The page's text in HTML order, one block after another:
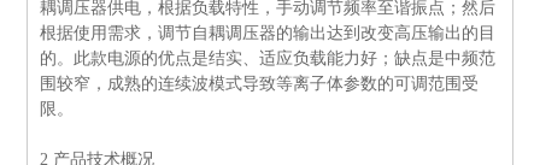
耦调压器供电，根据负载特性，手动调节频率至谐振点；然后
根据使用需求，调节自耦调压器的输出达到改变高压输出的目
的。此款电源的优点是结实、适应负载能力好；缺点是中频范
围较窄，成熟的连续波模式导致等离子体参数的可调范围受
限。
2 产品技术概况